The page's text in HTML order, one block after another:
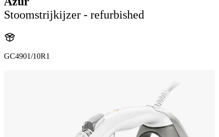
Stoomstrijkijzer - refurbished
GC4901/10R1